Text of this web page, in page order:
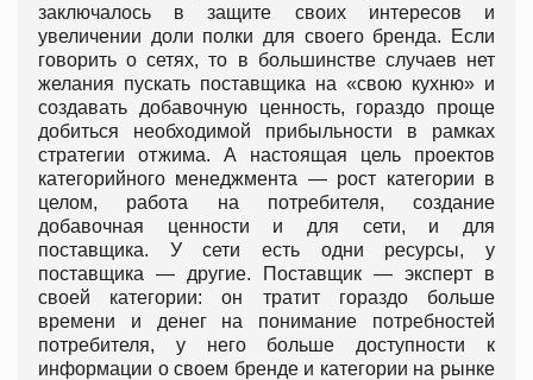
заключалось в защите своих интересов и
увеличении доли полки для своего бренда. Если
говорить о сетях, то в большинстве случаев нет
желания пускать поставщика на «свою кухню» и
создавать добавочную ценность, гораздо проще
добиться необходимой прибыльности в рамках
стратегии отжима. А настоящая цель проектов
категорийного менеджмента — рост категории в
целом, работа на потребителя, создание
добавочная ценности и для сети, и для
поставщика. У сети есть одни ресурсы, у
поставщика — другие. Поставщик — эксперт в
своей категории: он тратит гораздо больше
времени и денег на понимание потребностей
потребителя, у него больше доступности к
информации о своем бренде и категории на рынке